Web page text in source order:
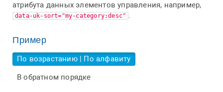
атрибута данных элементов управления, например,
data-uk-sort="my-category:desc" .
Пример
По возрастанию | По алфавиту
В обратном порядке